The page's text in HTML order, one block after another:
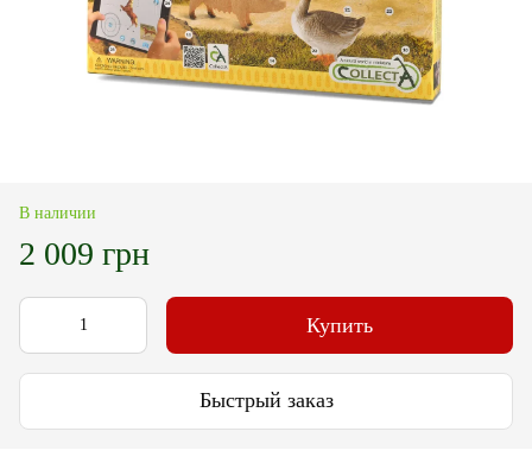
В наличии
2 009 грн
Купить
Быстрый заказ